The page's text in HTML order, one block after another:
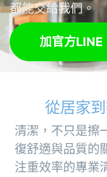
都能交給我們。
加官方LINE
從居家
清潔，不只是擦
復舒適與品質的
注重效率的專業